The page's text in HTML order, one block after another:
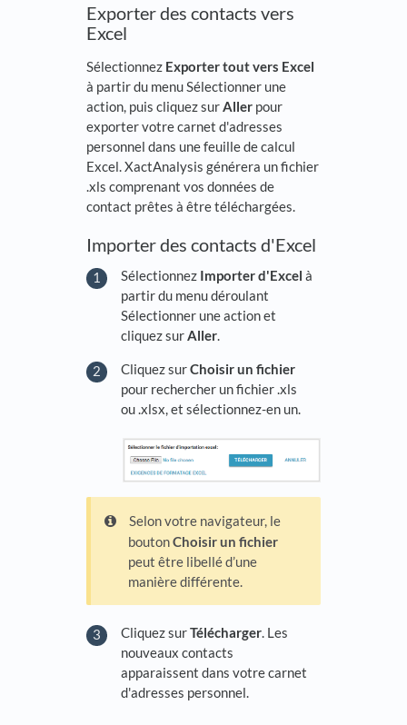
Exporter des contacts vers
Excel
Sélectionnez Exporter tout vers Excel
à partir du menu Sélectionner une
action, puis cliquez surAller pour
exporter votre carnet d'adresses
personnel dans une feuille de calcul
Excel. XactAnalysis générera un fichier
.xls comprenant vos données de
contact prêtes à être téléchargées.
Importer des contacts d'Excel
Sélectionnez Importer d'Excel à
partir du menu déroulant
Sélectionner une action et
cliquez surAller.
Cliquez surChoisir un fichier
pour rechercher un fichier .xls
ou .xlsx, et sélectionnez-en un.
Selon votre navigateur, le
boutonChoisir un fichier
peut être libellé d’une
manière différente.
Cliquez surTélécharger. Les
nouveaux contacts
apparaissent dans votre carnet
d'adresses personnel.